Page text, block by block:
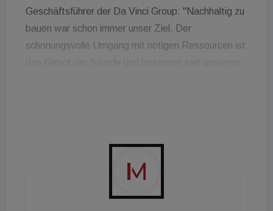
Geschäftsführer der Da Vinci Group: "Nachhaltig zu
bauen war schon immer unser Ziel. Der
schonungsvolle Umgang mit nötigen Ressourcen ist
750 m2 (Balkone, Terrassen, Loggien,) errichtet.
Die Immobilie wurde vor kurzem an einen Investor